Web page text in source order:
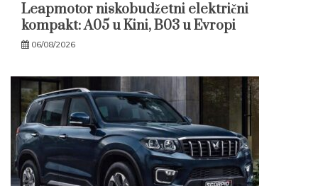
Leapmotor niskobudžetni električni
kompakt: A05 u Kini, B03 u Evropi
06/08/2026